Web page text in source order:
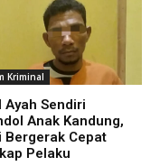
Kriminal
Ayah Sendiri
Anak Kandung,
Bergerak Cepat
Pelaku